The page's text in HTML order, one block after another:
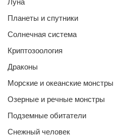
Луна
Планеты и спутники
Солнечная система
Криптозоология
Драконы
Морские и океанские монстры
Озерные и речные монстры
Подземные обитатели
Снежный человек